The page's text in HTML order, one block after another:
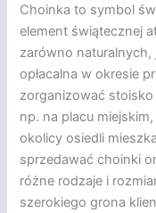
Choinka to symbol
element świątecznej
zarówno
opłacalna w okresie
zorganizować
np. na placu
okolicy osiedli
sprzedawać choinki
różne rodzaje i
szerokiego grona